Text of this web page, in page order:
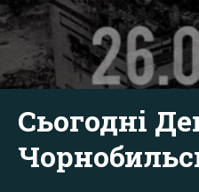
Сьогодні